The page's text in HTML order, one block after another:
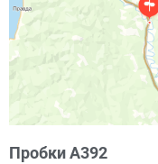
Пробки А392